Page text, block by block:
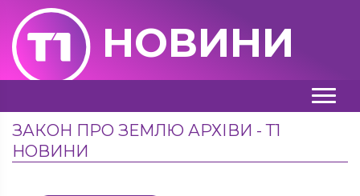
НОВИНИ
ЗАКОН ПРО ЗЕМЛЮ АРХІВИ - Т1
НОВИНИ